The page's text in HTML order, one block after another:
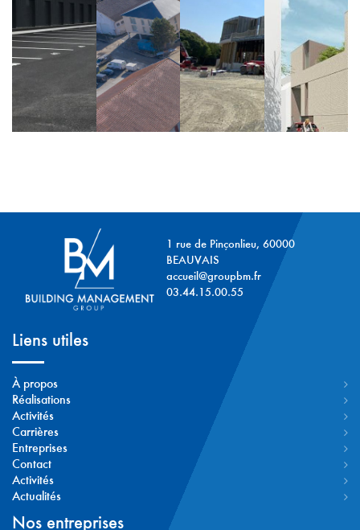
1 rue de Pinçonlieu, 60000
BEAUVAIS
accueil@groupbm.fr
03.44.15.00.55
Liens utiles
À propos
Réalisations
Activités
Carrières
Entreprises
Contact
Activités
Actualités
Nos entreprises